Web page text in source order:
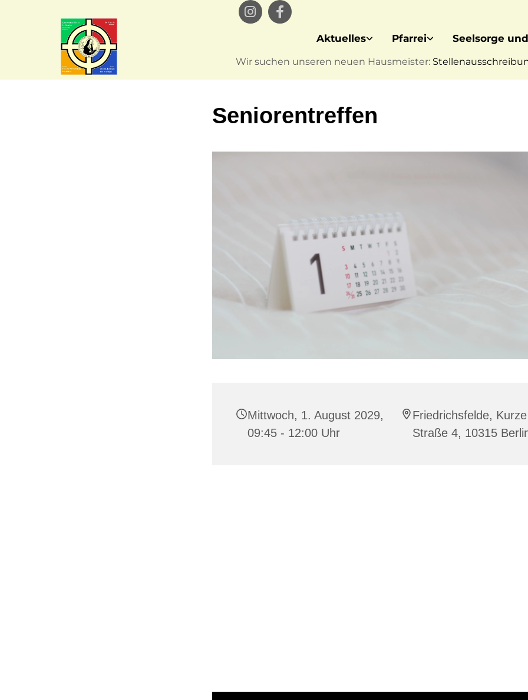
Aktuelles Pfarrei Seelsorge
Wir suchen unseren neuen Hausmeister:
Seniorentreffen
Mittwoch, 1. August 2029,
09:45 - 12:00 Uhr
Friedrichsfelde, Kurze
Straße 4, 10315